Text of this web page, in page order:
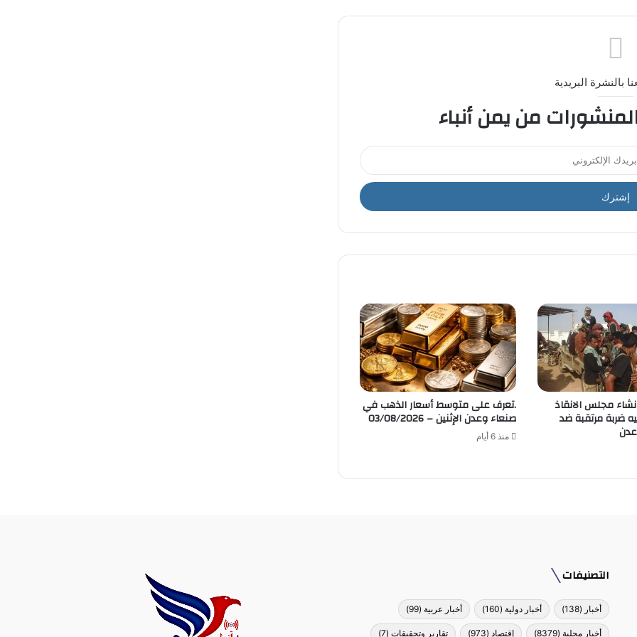
بالنشرة البريدية
من يمن أنباء
مجلس الانقاذ
ضربة مرتقبة ضد
.تعرف على متوسط أسعار الذهب في
صنعاء وعدن الإثنين – 03/08/2026
منذ 6 أيام
التصنيفات
أخبار (138) أخبار دولية(160) أخبار عربية(99)
أخبار محلية(8379) إقتصاد(973) تقارير وتحقيقات(7)